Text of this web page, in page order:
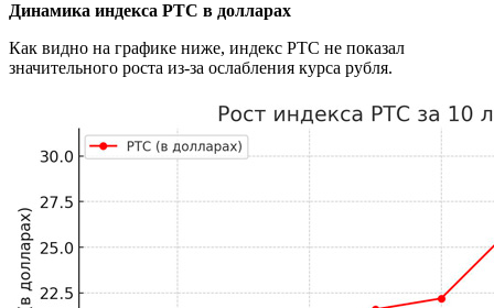
Динамика индекса РТС в долларах
Как видно на графике ниже, индекс РТС не показал
значительного роста из-за ослабления курса рубля.